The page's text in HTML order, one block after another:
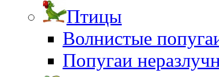
Птицы
Волнистые
Попугаи